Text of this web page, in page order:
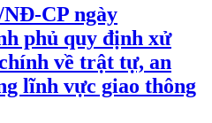
CP ngày
phủ quy định xử
về trật tự, an
lĩnh vực giao thông